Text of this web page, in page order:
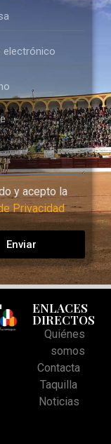
y acepto la
Privacidad
Enviar
ENLACES
DIRECTOS
Quiénes
somos
Contacta
Taquilla
Noticias